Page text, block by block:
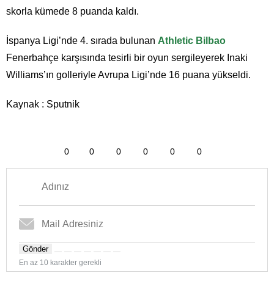
skorla kümede 8 puanda kaldı.
İspanya Ligi’nde 4. sırada bulunan Athletic Bilbao
Fenerbahçe karşısında tesirli bir oyun sergileyerek Inaki
Williams’ın golleriyle Avrupa Ligi’nde 16 puana yükseldi.
Kaynak : Sputnik
0 0 0 0 0 0
Gönder
En az 10 karakter gerekli